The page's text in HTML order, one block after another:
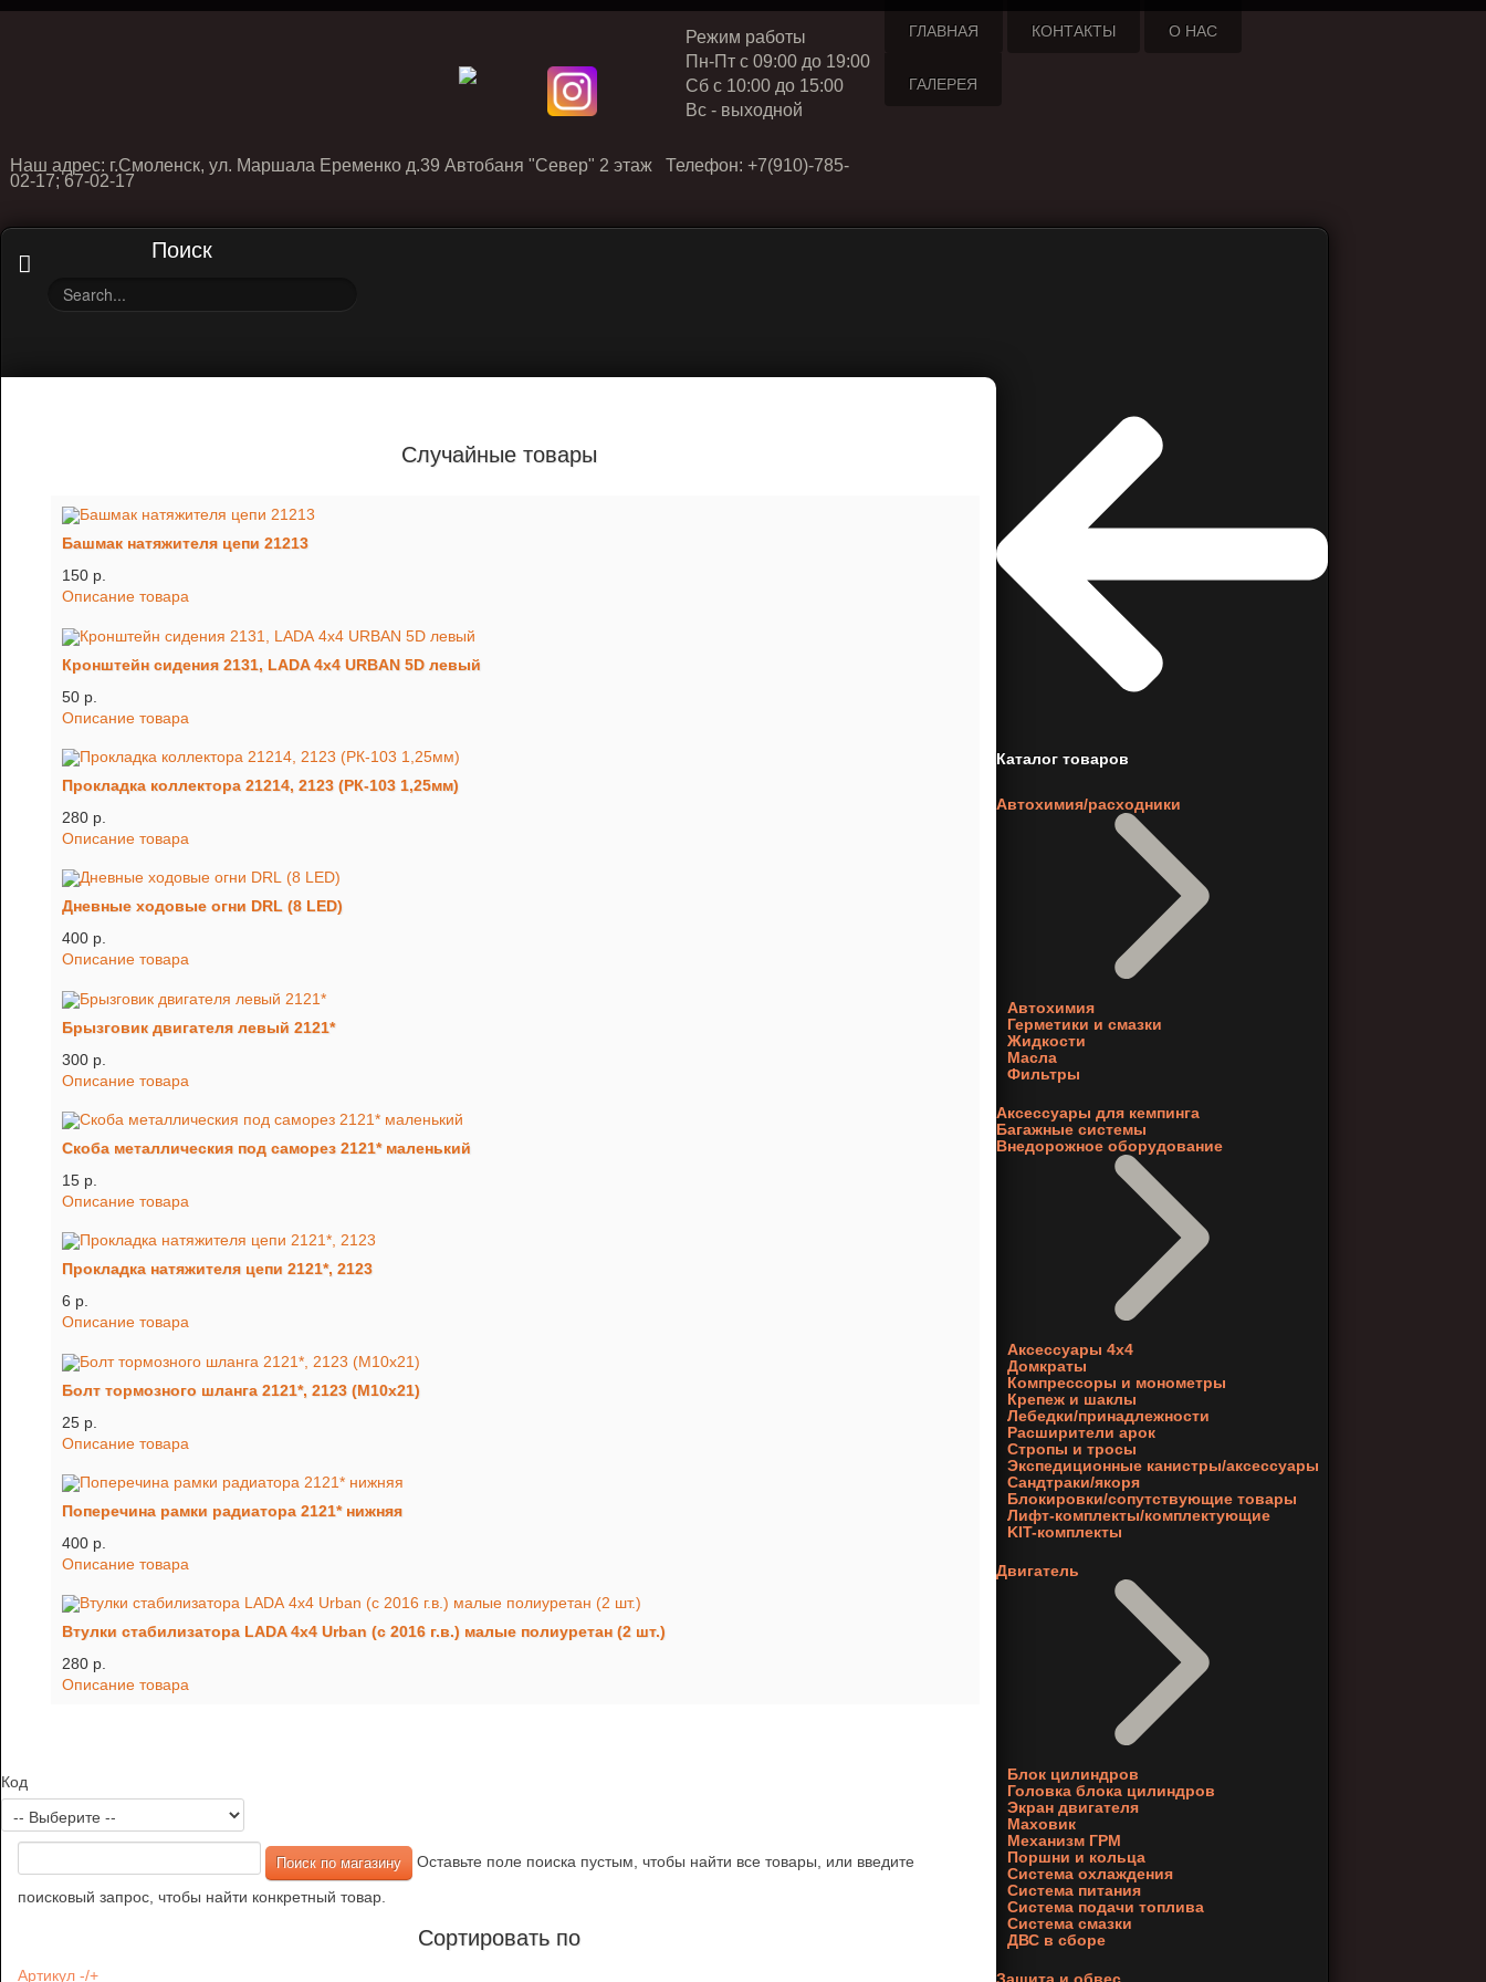
Режим работы
Пн-Пт с 09:00 до 19:00
Cб с 10:00 до 15:00
Вс - выходной
Наш адрес: г.Смоленск, ул. Маршала Еременко д.39 Автобаня "Север" 2 этаж Телефон: +7(910)-785-
02-17; 67-02-17
ГЛАВНАЯ КОНТАКТЫ О НАС
ГАЛЕРЕЯ
Поиск
Случайные товары
Башмак натяжителя цепи 21213
150 p.
Описание товара
Кронштейн сидения 2131, LADA 4x4 URBAN 5D левый
50 p.
Описание товара
Прокладка коллектора 21214, 2123 (РК-103 1,25мм)
280 p.
Описание товара
Дневные ходовые огни DRL (8 LED)
400 p.
Описание товара
Брызговик двигателя левый 2121*
300 p.
Описание товара
Скоба металлическия под саморез 2121* маленький
15 p.
Описание товара
Прокладка натяжителя цепи 2121*, 2123
6 p.
Описание товара
Болт тормозного шланга 2121*, 2123 (М10х21)
25 p.
Описание товара
Поперечина рамки радиатора 2121* нижняя
400 p.
Описание товара
Втулки стабилизатора LADA 4x4 Urban (c 2016 г.в.) малые полиуретан (2 шт.)
280 p.
Описание товара
Код
Оставьте поле поиска пустым, чтобы найти все товары, или введите
поисковый запрос, чтобы найти конкретный товар.
Сортировать по
Артикул -/+
Каталог товаров
Автохимия/расходники
Автохимия
Герметики и смазки
Жидкости
Масла
Фильтры
Аксессуары для кемпинга
Багажные системы
Внедорожное оборудование
Аксессуары 4х4
Домкраты
Компрессоры и монометры
Крепеж и шаклы
Лебедки/принадлежности
Расширители арок
Стропы и тросы
Экспедиционные канистры/аксессуары
Сандтраки/якоря
Блокировки/сопутствующие товары
Лифт-комплекты/комплектующие
KIT-комплекты
Двигатель
Блок цилиндров
Головка блока цилиндров
Экран двигателя
Маховик
Механизм ГРМ
Поршни и кольца
Система охлаждения
Система питания
Система подачи топлива
Система смазки
ДВС в сборе